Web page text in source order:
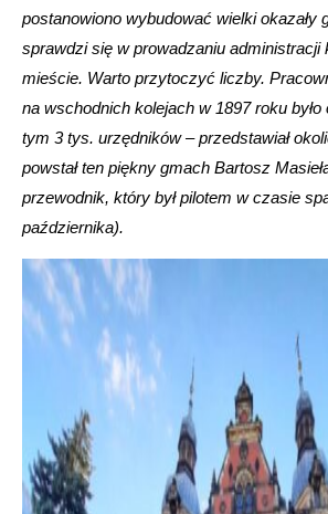
postanowiono wybudować wielki okazały
sprawdzi się w prowadzaniu administracji
mieście. Warto przytoczyć liczby.
na wschodnich kolejach w 1897 roku
tym 3 tys. urzędników – przedstawiał
powstał ten piękny gmach Bartosz
przewodnik, który był pilotem w czasie
października).